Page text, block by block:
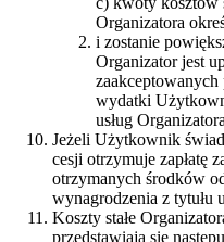
Organizatora
i zostanie
Organizator jest
wydatki
usług
Jeżeli Użytkownik
cesji otrzymuje zapłatę
otrzymanych środków
wynagrodzenia z tytułu
Koszty stałe
przedstawiają się